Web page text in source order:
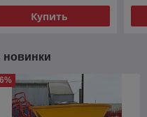
Купить